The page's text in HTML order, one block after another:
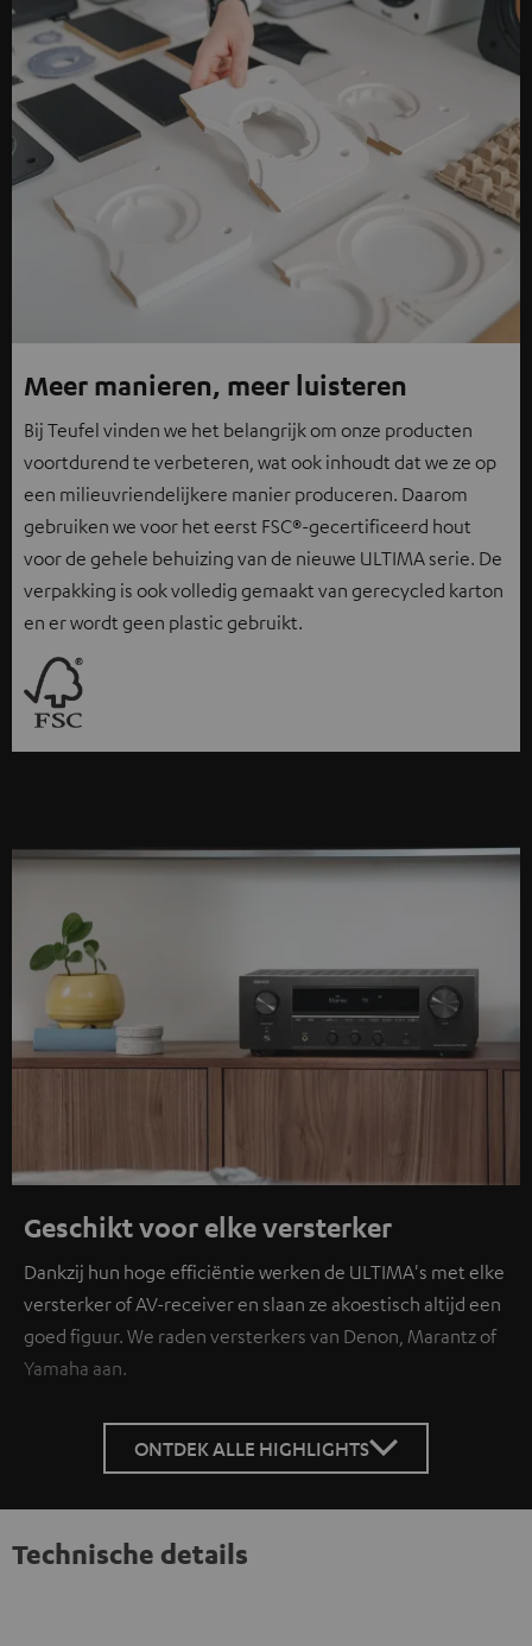
Meer manieren, meer luisteren
Bij Teufel vinden we het belangrijk om onze producten
voortdurend te verbeteren, wat ook inhoudt dat we ze op
een milieuvriendelijkere manier produceren. Daarom
gebruiken we voor het eerst FSC®-gecertificeerd hout
voor de gehele behuizing van de nieuwe ULTIMA serie. De
verpakking is ook volledig gemaakt van gerecycled karton
en er wordt geen plastic gebruikt.
Geschikt voor elke versterker
Dankzij hun hoge efficiëntie werken de ULTIMA's met elke
versterker of AV-receiver en slaan ze akoestisch altijd een
goed figuur. We raden versterkers van Denon, Marantz of
Yamaha aan.
ONTDEK ALLE HIGHLIGHTS
Technische details